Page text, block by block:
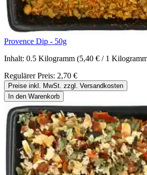
Provence Dip - 50g
Inhalt: 0.5 Kilogramm (5,40 € / 1
Regulärer Preis: 2,70 €
Preise inkl. MwSt. zzgl. Versandkosten
In den Warenkorb